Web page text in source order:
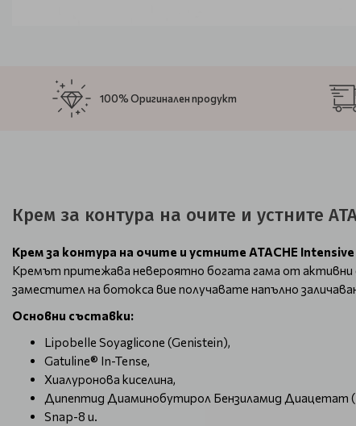
100% Оригинален продукт
Крем за контура на очите и устните
Крем за контура на очите и устните ATACHE
Кремът притежава невероятно богата гама от
заместител на ботокса вие получавате напълно
Основни съставки:
Lipobelle Soyaglicone (Genistein),
Gatuline® In-Tense,
Хиалуронова киселина,
Дипептид Диаминобутирол Бензиламид
Snap-8 и.